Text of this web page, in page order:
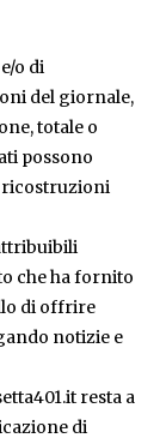
o di
del giornale,
totale o
possono
che ha fornito
di offrire
notizie e
resta a
di